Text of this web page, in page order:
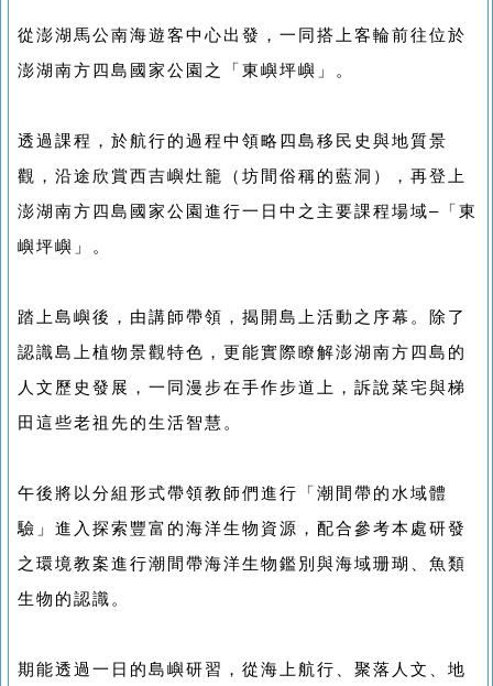
從澎湖馬公南海遊客中心出發，一同搭上客輪前往位於
澎湖南方四島國家公園之「東嶼坪嶼」。
透過課程，於航行的過程中領略四島移民史與地質景
觀，沿途欣賞西吉嶼灶籠（坊間俗稱的藍洞），再登上
澎湖南方四島國家公園進行一日中之主要課程場域–「東
嶼坪嶼」。
踏上島嶼後，由講師帶領，揭開島上活動之序幕。除了
認識島上植物景觀特色，更能實際瞭解澎湖南方四島的
人文歷史發展，一同漫步在手作步道上，訴說菜宅與梯
田這些老祖先的生活智慧。
午後將以分組形式帶領教師們進行「潮間帶的水域體
驗」進入探索豐富的海洋生物資源，配合參考本處研發
之環境教案進行潮間帶海洋生物鑑別與海域珊瑚、魚類
生物的認識。
期能透過一日的島嶼研習，從海上航行、聚落人文、地